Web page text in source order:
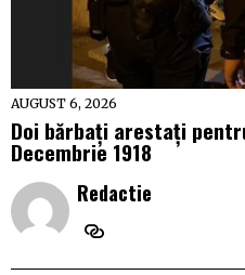
AUGUST 6, 2026
Doi bărbați arestați
Decembrie 1918
Redactie